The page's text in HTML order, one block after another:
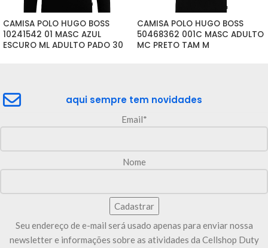
CAMISA POLO HUGO BOSS
10241542 01 MASC AZUL
ESCURO ML ADULTO PADO 30
CAMISA POLO HUGO BOSS
50468362 001C MASC ADULTO
MC PRETO TAM M
aqui sempre tem novidades
Email*
Nome
Seu endereço de e-mail será usado apenas para enviar nossa
newsletter e informações sobre as atividades da Cellshop Duty